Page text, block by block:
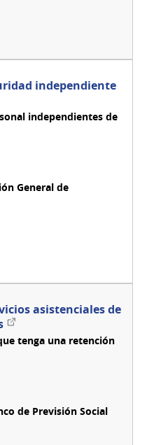
independiente
independientes de
General de
asistenciales de
Enlace
externo
tenga una retención
de Previsión Social